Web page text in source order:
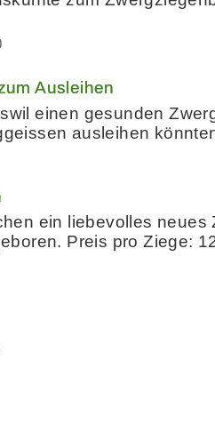
Ausleihen
einen gesunden
ausleihen
ein liebevolles neues
Preis pro Ziege: